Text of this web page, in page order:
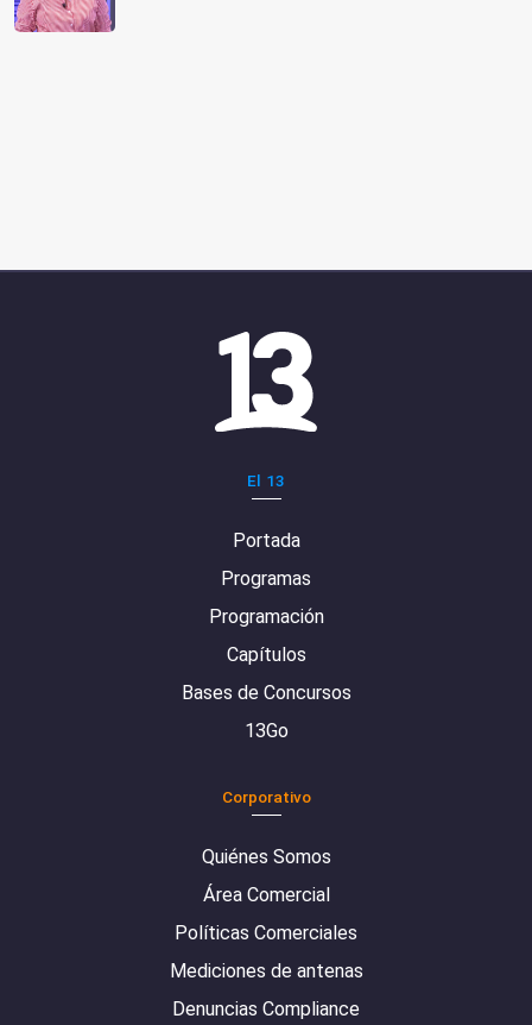
El 13
Portada
Programas
Programación
Capítulos
Bases de Concursos
13Go
Corporativo
Quiénes Somos
Área Comercial
Políticas Comerciales
Mediciones de antenas
Denuncias Compliance